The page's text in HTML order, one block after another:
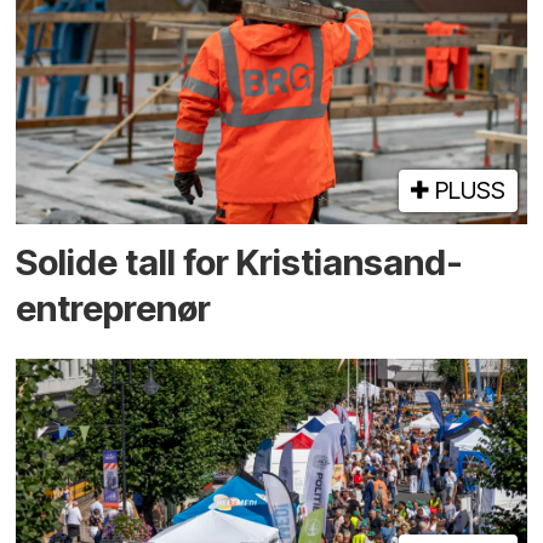
PLUSS
Solide tall for Kristiansand-
entreprenør